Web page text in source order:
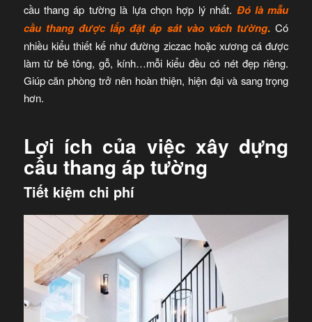
cầu thang áp tường là lựa chọn hợp lý nhất. Đó là mẫu
cầu thang được lắp đặt áp sát vào vách tường. Có
nhiều kiểu thiết kế như đường ziczac hoặc xương cá được
làm từ bê tông, gỗ, kính…mỗi kiểu đều có nét đẹp riêng.
Giúp căn phòng trở nên hoàn thiện, hiện đại và sang trọng
hơn.
Lợi ích của việc xây dựng
cầu thang áp tường
Tiết kiệm chi phí